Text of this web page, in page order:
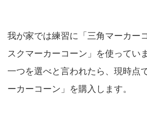
我が家では練習に「三角マーカー
スクマーカーコーン」を使ってい
一つを選べと言われたら、現時点
ーカーコーン」を購入します。